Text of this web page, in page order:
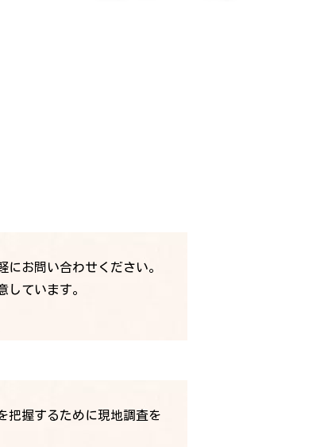
お問い合わせください。
しています。
把握するために現地調査を